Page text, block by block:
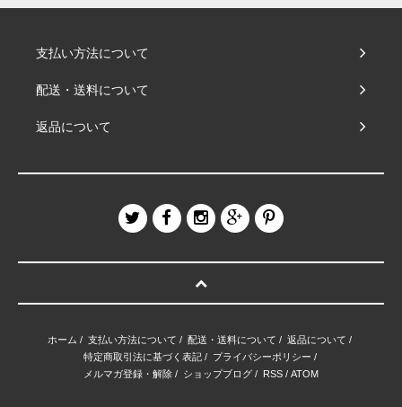
支払い方法について
配送・送料について
返品について
ホーム / 支払い方法について / 配送・送料について / 返品について /
特定商取引法に基づく表記/ プライバシーポリシー /
メルマガ登録・解除 / ショップブログ / RSS / ATOM